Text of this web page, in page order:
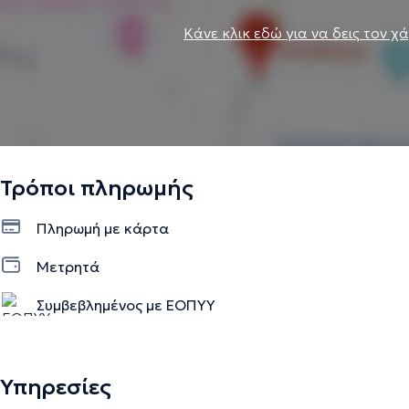
Κάνε κλικ εδώ για να δεις τον
Τρόποι πληρωμής
Πληρωμή με κάρτα
Μετρητά
Συμβεβλημένος με ΕΟΠΥΥ
Υπηρεσίες